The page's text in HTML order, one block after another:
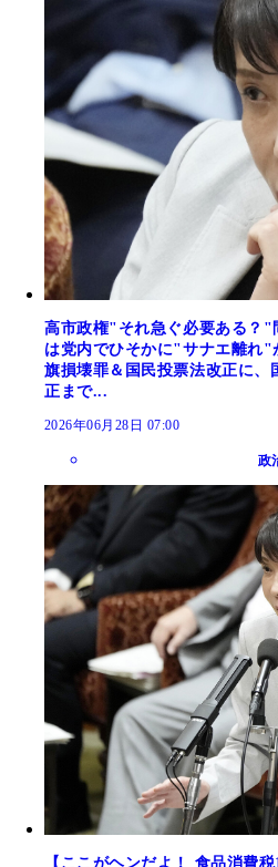
高市政権"それ急ぐ必要ある？"
は党内でひそかに"サナエ離れ"
旗損壊罪＆国民投票法改正に、
正まで...
2026年06月28日 07:00
政
【ここがヘンだよ！ 食品消費